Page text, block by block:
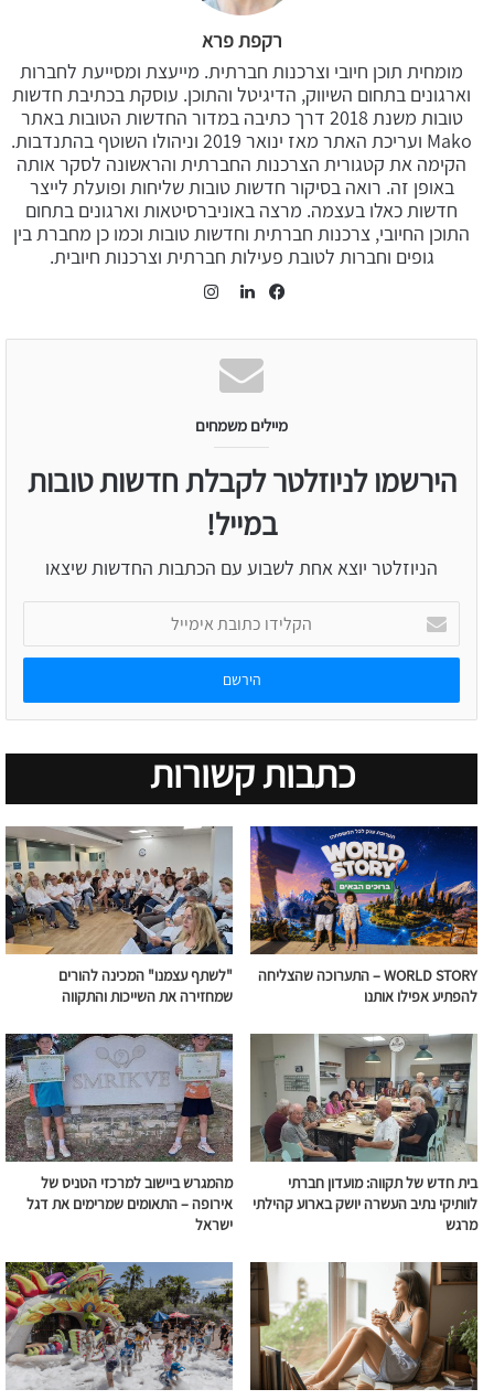
רקפת פרא
מומחית תוכן חיובי וצרכנות חברתית. מייעצת ומסייעת לחברות
וארגונים בתחום השיווק, הדיגיטל והתוכן. עוסקת בכתיבת חדשות
טובות משנת 2018 דרך כתיבה במדור החדשות הטובות באתר
Mako ועריכת האתר מאז ינואר 2019 וניהולו השוטף בהתנדבות.
הקימה את קטגורית הצרכנות החברתית והראשונה לסקר אותה
באופן זה. רואה בסיקור חדשות טובות שליחות ופועלת לייצר
חדשות כאלו בעצמה. מרצה באוניברסיטאות וארגונים בתחום
התוכן החיובי, צרכנות חברתית וחדשות טובות וכמו כן מחברת בין
גופים וחברות לטובת פעילות חברתית וצרכנות חיובית.
מיילים משמחים
הירשמו לניוזלטר לקבלת חדשות טובות
במייל!
הניוזלטר יוצא אחת לשבוע עם הכתבות החדשות שיצאו
הקלידו
כתובת
אימייל
כתבות קשורות
WORLD STORY – התערוכה שהצליחה
להפתיע אפילו אותנו
"לשתף עצמנו" המכינה להורים
שמחזירה את השייכות והתקווה
בית חדש של תקווה: מועדון חברתי
לוותיקי נתיב העשרה יושק בארוע קהילתי
מרגש
מהמגרש ביישוב למרכזי הטניס של
אירופה – התאומים שמרימים את דגל
ישראל